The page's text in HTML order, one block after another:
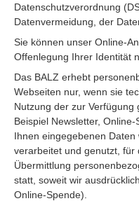
Datenschutzverordnung
Datenvermeidung, der
Sie können unser Online-
Offenlegung Ihrer Identität
Das BALZ erhebt
Webseiten nur, wenn sie
Nutzung der zur Verfügung
Beispiel Newsletter,
Ihnen eingegebenen
verarbeitet und genutzt, für
Übermittlung
statt, soweit wir
Online-Spende).